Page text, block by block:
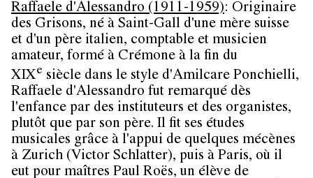
Raffaele d'Alessandro (1911-1959)​: Originaire
des Grisons, né à Saint-Gall d'une mère suisse
et d'un père italien, comptable et musicien
amateur, formé à Crémone à la fin du
XIXe siècle dans le style d'Amilcare Ponchielli,
Raffaele d'Alessandro fut remarqué dès
l'enfance par des instituteurs et des organistes,
plutôt que par son père. Il fit ses études
musicales grâce à l'appui de quelques mécènes
à Zurich (Victor Schlatter), puis à Paris, où il
eut pour maîtres Paul Roës, un élève de